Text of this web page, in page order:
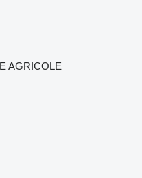
AGRICOLE